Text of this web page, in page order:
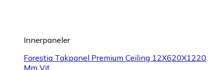
Innerpaneler
Forestia Takpanel Premium Ceiling 12X620X1220
Mm Vit